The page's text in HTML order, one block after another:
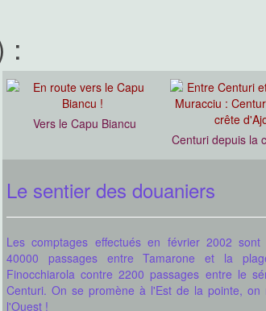
:
Vers le Capu Biancu
Centuri depuis la
Le sentier des douaniers
Les comptages effectués en février 2002 sont
40000 passages entre Tamarone et la
Finocchiarola contre 2200 passages entre le
Centuri. On se promène à l'Est de la pointe, on
l'Ouest !